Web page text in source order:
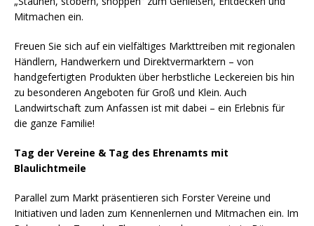
Mitmachen ein.
Freuen Sie sich auf ein vielfältiges Markttreiben mit regionalen
Händlern, Handwerkern und Direktvermarktern – von
handgefertigten Produkten über herbstliche Leckereien bis hin
zu besonderen Angeboten für Groß und Klein. Auch
Landwirtschaft zum Anfassen ist mit dabei – ein Erlebnis für
die ganze Familie!
Tag der Vereine & Tag des Ehrenamts mit
Blaulichtmeile
Parallel zum Markt präsentieren sich Forster Vereine und
Initiativen und laden zum Kennenlernen und Mitmachen ein. Im